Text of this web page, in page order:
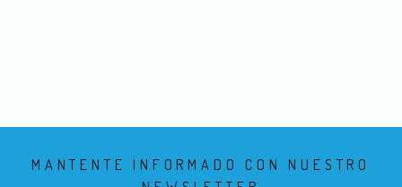
MANTENTE INFORMADO CON NUESTRO